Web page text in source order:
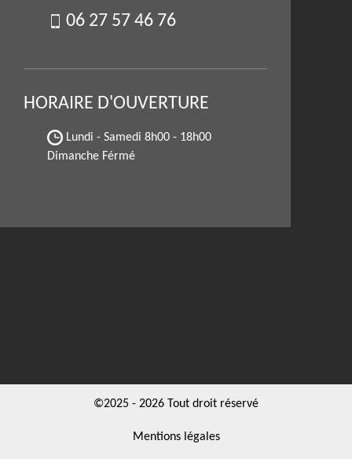
06 27 57 46 76
HORAIRE D'OUVERTURE
Lundi - Samedi 8h00 - 18h00
Dimanche Férmé
©2025 - 2026 Tout droit réservé
Mentions légales